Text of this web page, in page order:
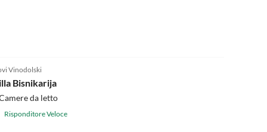
Vinodolski
Bisnikarija
da letto
Risponditore Veloce